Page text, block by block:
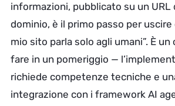
informazioni, pubblicato su un
dominio, è il primo passo per uscire
mio sito parla solo agli umani”. È
fare in un pomeriggio —
richiede competenze tecniche e
integrazione con i framework AI